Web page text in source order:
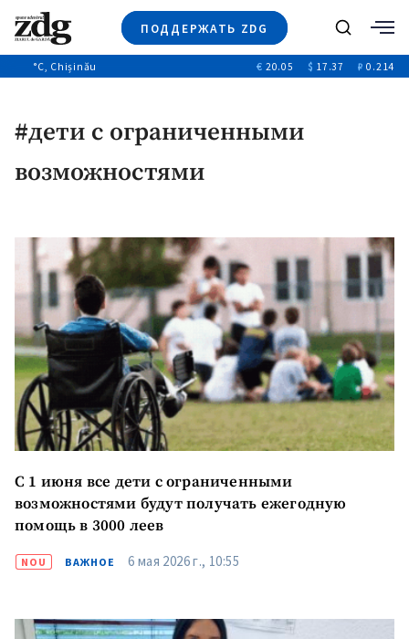
ПОДДЕРЖАТЬ ZDG
Новости
Расследования
+75
Выборы 2025
Поиск
°C, Chișinău € 20.05 $ 17.37 ₽ 0.214
#дети с ограниченными
возможностями
С 1 июня все дети с ограниченными
возможностями будут получать ежегодную
помощь в 3000 леев
NOU ВАЖНОЕ 6 мая 2026 г., 10:55